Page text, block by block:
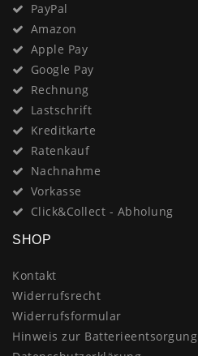
PayPal
Amazon
Apple Pay
Google Pay
Rechnung
Lastschrift
Kreditkarte
Ratenkauf
Nachnahme
Vorkasse
Click&Collect - Abholung
SHOP
Kontakt
Widerrufsrecht
Widerrufsformular
Hinweis zur Batterieentsorgung